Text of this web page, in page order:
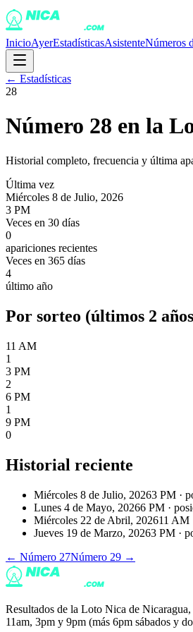
InicioAyerEstadísticasAsistenteNúmeros
← Estadísticas
28
Número 28 en la
Historial completo, frecuencia y última
Última vez
Miércoles 8 de Julio, 2026
3 PM
Veces en 30 días
0
apariciones recientes
Veces en 365 días
4
último año
Por sorteo (últimos 2
11 AM
1
3 PM
2
6 PM
1
9 PM
0
Historial reciente
Miércoles 8 de Julio, 20263 PM ·
Lunes 4 de Mayo, 20266 PM ·
Miércoles 22 de Abril, 202611 AM
Jueves 19 de Marzo, 20263 PM ·
← Número 27Número 29 →
Resultados de la Loto Nica de Nicaragua,
11am, 3pm y 9pm (más 6pm sábados y